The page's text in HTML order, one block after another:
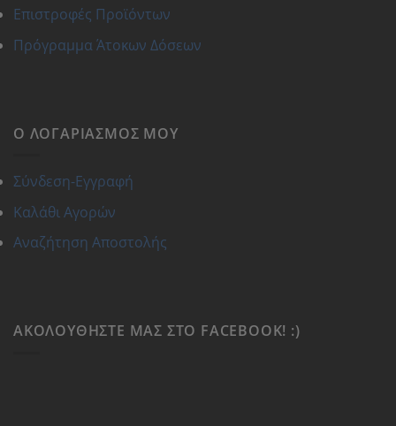
Επιστροφές Προϊόντων
Πρόγραμμα Άτοκων Δόσεων
Ο ΛΟΓΑΡΙΑΣΜΌΣ ΜΟΥ
Σύνδεση-Εγγραφή
Καλάθι Αγορών
Αναζήτηση Αποστολής
ΑΚΟΛΟΥΘΉΣΤΕ ΜΑΣ ΣΤΟ FACEBOOK! :)